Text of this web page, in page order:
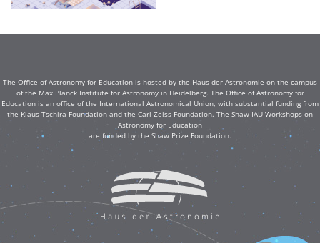
The Office of Astronomy for Education is hosted by the Haus der Astronomie on the campus
of the Max Planck Institute for Astronomy in Heidelberg. The Office of Astronomy for
Education is an office of the International Astronomical Union, with substantial funding from
the Klaus Tschira Foundation and the Carl Zeiss Foundation. The Shaw-IAU Workshops on
Astronomy for Education
are funded by the Shaw Prize Foundation.